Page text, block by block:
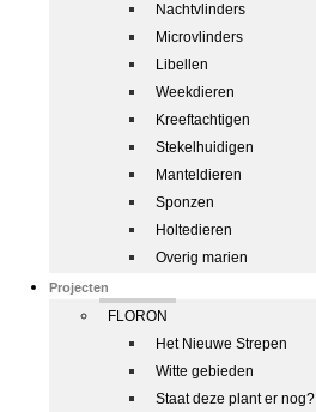
Nachtvlinders
Microvlinders
Libellen
Weekdieren
Kreeftachtigen
Stekelhuidigen
Manteldieren
Sponzen
Holtedieren
Overig marien
Projecten
FLORON
Het Nieuwe Strepen
Witte gebieden
Staat deze plant er nog?